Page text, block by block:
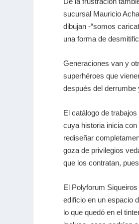
sucursal Mauricio
dibujan -“somos
una forma de
Generaciones van y
superhéroes que
después del
El catálogo de
cuya historia inicia
rediseñar
goza de privilegios
que los contratan,
El Polyforum
edificio en un espacio
lo que quedó en el